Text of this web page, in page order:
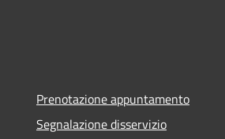
Prenotazione appuntamento
Segnalazione disservizio